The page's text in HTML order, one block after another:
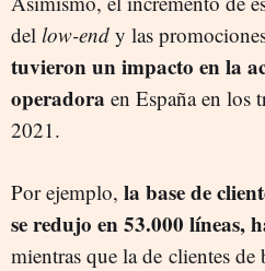
del low-end y las
tuvieron un impacto en la
operadora en España en los
2021.
Por ejemplo, la base de
se redujo en 53.000 líneas,
mientras que la de clientes